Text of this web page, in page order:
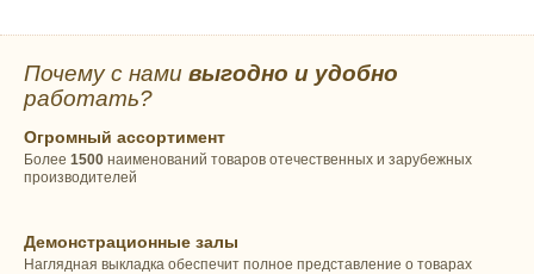
Почему с нами выгодно и удобно
работать?
Огромный ассортимент
Более 1500 наименований товаров отечественных и зарубежных
производителей
Демонстрационные залы
Наглядная выкладка обеспечит полное представление о товарах